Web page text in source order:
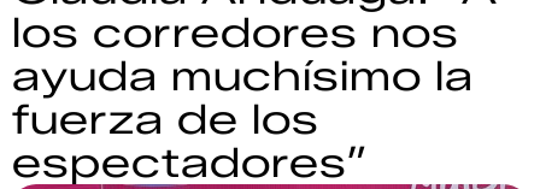
los corredores nos
ayuda muchísimo la
fuerza de los
espectadores”